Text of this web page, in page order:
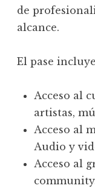
de
alcance.
El pase
Acceso al
artistas,
Acceso al
Audio y
Acceso al